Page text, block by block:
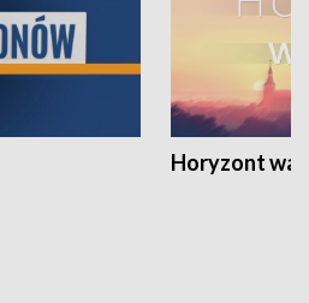
Horyzont